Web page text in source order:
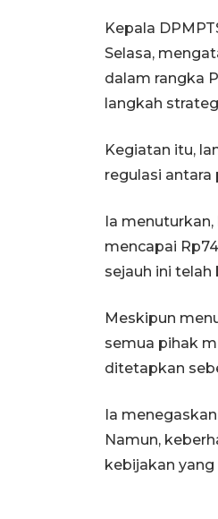
Kepala
Selasa,
dalam rangka
langkah
Kegiatan itu,
regulasi antara
Ia
mencapai
sejauh ini telah
Meskipun
semua pihak
ditetapkan
Ia
Namun,
kebijakan